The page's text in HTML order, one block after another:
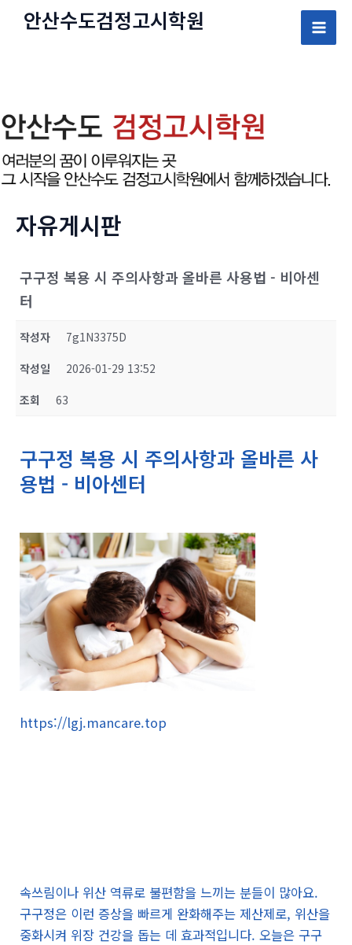
너
뛰
기
안산수도검정고시학원
Main
자유게시판
구구정 복용 시 주의사항과 올바른 사용법 - 비아센
터
작성자
7g1N3375D
작성일
2026-01-29 13:52
조회
63
구구정 복용 시 주의사항과 올바른 사
용법 - 비아센터
https://lgj.mancare.top
속쓰림이나 위산 역류로 불편함을 느끼는 분들이 많아요.
구구정은 이런 증상을 빠르게 완화해주는 제산제로, 위산을
중화시켜 위장 건강을 돕는 데 효과적입니다. 오늘은 구구